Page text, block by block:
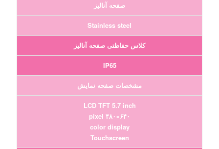
صفحه آنالیز
Stainless steel
کلاس حفاظتی صفحه آنالیز
IP65
مشخصات صفحه نمایش
LCD TFT 5.7 inch
۶۴۰×۴۸۰ pixel
color display
Touchscreen